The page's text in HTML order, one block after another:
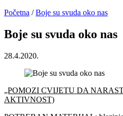
Početna / Boje su svuda oko nas
Boje su svuda oko nas
28.4.2020.
„POMOZI CVIJETU DA
AKTIVNOST)